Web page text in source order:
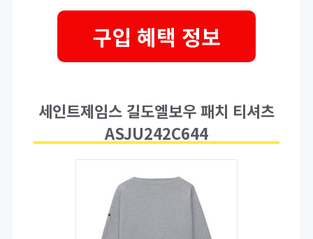
구입 혜택 정보
세인트제임스 길도엘보우 패치 티셔츠
ASJU242C644